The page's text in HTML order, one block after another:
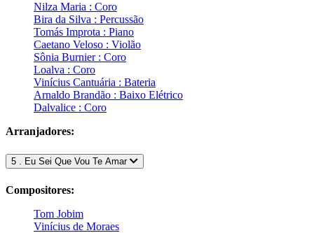
Nilza Maria : Coro
Bira da Silva : Percussão
Tomás Improta : Piano
Caetano Veloso : Violão
Sônia Burnier : Coro
Loalva : Coro
Vinícius Cantuária : Bateria
Arnaldo Brandão : Baixo Elétrico
Dalvalice : Coro
Arranjadores:
5 . Eu Sei Que Vou Te Amar
Compositores:
Tom Jobim
Vinícius de Moraes